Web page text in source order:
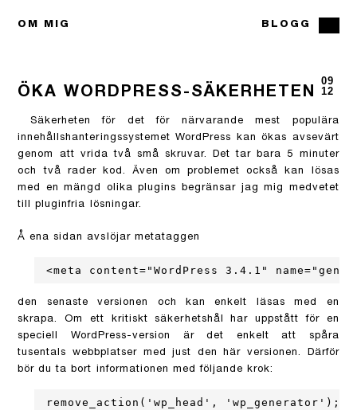
OM MIG BLOGG
ÖKA WORDPRESS-SÄKERHETEN
09
12
Säkerheten för det för närvarande mest populära
innehållshanteringssystemet WordPress kan ökas avsevärt
genom att vrida två små skruvar. Det tar bara 5 minuter
och två rader kod. Även om problemet också kan lösas
med en mängd olika plugins begränsar jag mig medvetet
till pluginfria lösningar.
Å ena sidan avslöjar metataggen
<meta content="WordPress 3.4.1"
den senaste versionen och kan enkelt läsas med en
skrapa. Om ett kritiskt säkerhetshål har uppstått för en
speciell WordPress-version är det enkelt att spåra
tusentals webbplatser med just den här versionen. Därför
bör du ta bort informationen med följande krok:
remove_action('wp_head', 'wp_generator');